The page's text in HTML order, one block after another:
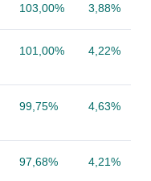
103,00% 3,88%
101,00% 4,22%
99,75% 4,63%
97,68% 4,21%